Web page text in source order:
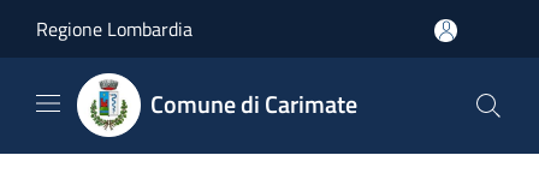
Regione Lombardia
Comune di Carimate